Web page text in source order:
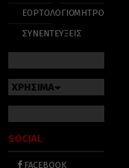
ΕΟΡΤΟΛΟΓΙΟ
ΣΥΝΕΝΤΕΥΞΕΙΣ
ΜΗΤΡΟΠΟΛΕΙΣ
ΧΡΗΣΙΜΑ
SOCIAL
FACEBOOK